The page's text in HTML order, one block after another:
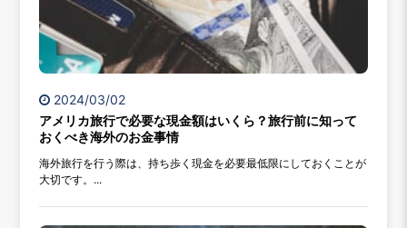
2024/03/02
アメリカ旅行で必要な現金額はいくら？旅行前に知って
おくべき海外のお金事情
海外旅行を行う際は、持ち歩く現金を必要最低限にしておくことが
大切です。...